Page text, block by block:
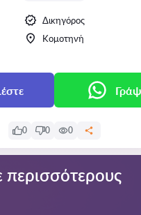
Δικηγόρος
Κομοτηνή
0 0 0